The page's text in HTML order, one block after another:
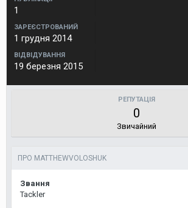
1
ЗАРЕЄСТРОВАНИЙ
1 грудня 2014
ВІДВІДУВАННЯ
19 березня 2015
РЕПУТАЦІЯ
0
Звичайний
ПРО MATTHEWVOLOSHUK
Звання
Tackler